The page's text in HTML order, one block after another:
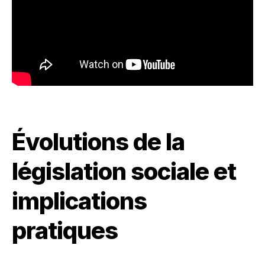
Évolutions de la
législation sociale et
implications
pratiques